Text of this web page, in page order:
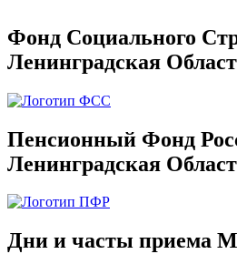
Фонд Социального
Ленинградская
Пенсионный Фонд
Ленинградская
Дни и часты